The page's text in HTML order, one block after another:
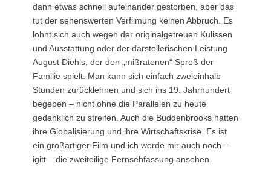
dann etwas schnell aufeinander gestorben, aber das
tut der sehenswerten Verfilmung keinen Abbruch. Es
lohnt sich auch wegen der originalgetreuen Kulissen
und Ausstattung oder der darstellerischen Leistung
August Diehls, der den „mißratenen“ Sproß der
Familie spielt. Man kann sich einfach zweieinhalb
Stunden zurücklehnen und sich ins 19. Jahrhundert
begeben – nicht ohne die Parallelen zu heute
gedanklich zu streifen. Auch die Buddenbrooks hatten
ihre Globalisierung und ihre Wirtschaftskrise. Es ist
ein großartiger Film und ich werde mir auch noch –
igitt – die zweiteilige Fernsehfassung ansehen.